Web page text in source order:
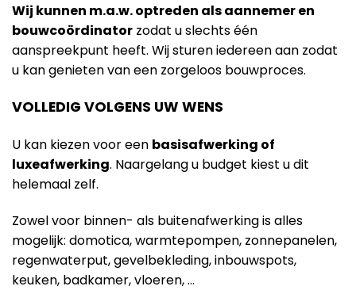
Wij kunnen m.a.w. optreden als aannemer en
bouwcoördinator zodat u slechts één
aanspreekpunt heeft. Wij sturen iedereen aan zodat
u kan genieten van een zorgeloos bouwproces.
VOLLEDIG VOLGENS UW WENS
U kan kiezen voor een basisafwerking of
luxeafwerking. Naargelang u budget kiest u dit
helemaal zelf.
Zowel voor binnen- als buitenafwerking is alles
mogelijk: domotica, warmtepompen, zonnepanelen,
regenwaterput, gevelbekleding, inbouwspots,
keuken, badkamer, vloeren, …